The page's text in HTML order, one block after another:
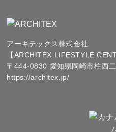
アーキテックス株式会社
【ARCHITEX LIFESTYLE
〒444-0830 愛知県岡崎市柱西
https://architex.jp/